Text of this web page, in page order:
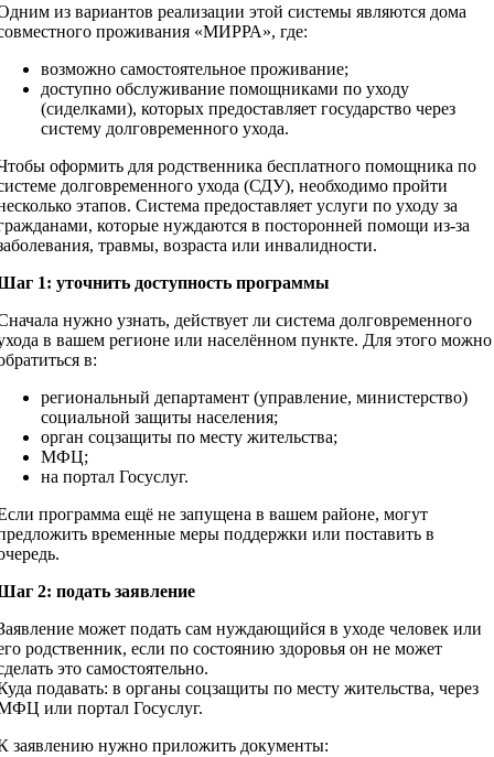
из вариантов реализации этой системы являются дома
проживания «МИРРА», где:
возможно самостоятельное проживание;
доступно обслуживание помощниками по уходу
(сиделками), которых предоставляет государство через
систему долговременного ухода.
оформить для родственника бесплатного помощника по
долговременного ухода (СДУ), необходимо пройти
этапов. Система предоставляет услуги по уходу за
которые нуждаются в посторонней помощи из-за
травмы, возраста или инвалидности.
1: уточнить доступность программы
нужно узнать, действует ли система долговременного
в вашем регионе или населённом пункте. Для этого можно
в:
региональный департамент (управление, министерство)
социальной защиты населения;
орган соцзащиты по месту жительства;
МФЦ;
на портал Госуслуг.
программа ещё не запущена в вашем районе, могут
временные меры поддержки или поставить в
2: подать заявление
может подать сам нуждающийся в уходе человек или
родственник, если по состоянию здоровья он не может
это самостоятельно.
подавать: в органы соцзащиты по месту жительства, через
или портал Госуслуг.
заявлению нужно приложить документы: